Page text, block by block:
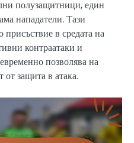
полузащитници, един
нападатели. Тази
в средата на
контраатаки и
позволява на
от защита в атака.